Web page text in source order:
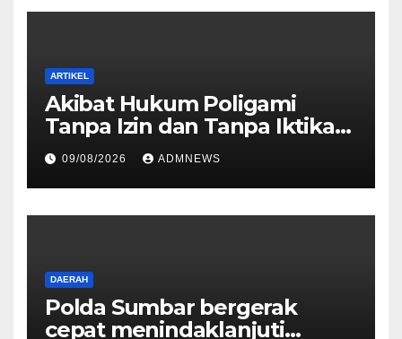
ARTIKEL
Akibat Hukum Poligami
Tanpa Izin dan Tanpa Iktikad
Baik
09/08/2026 ADMNEWS
DAERAH
Polda Sumbar bergerak
cepat menindaklanjuti